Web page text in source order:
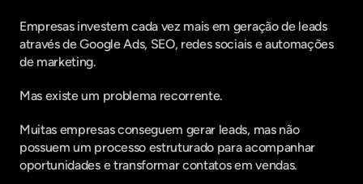
Empresas investem cada vez mais em geração de leads
através de Google Ads, SEO, redes sociais e automações
de marketing.
Mas existe um problema recorrente.
Muitas empresas conseguem gerar leads, mas não
possuem um processo estruturado para acompanhar
oportunidades e transformar contatos em vendas.